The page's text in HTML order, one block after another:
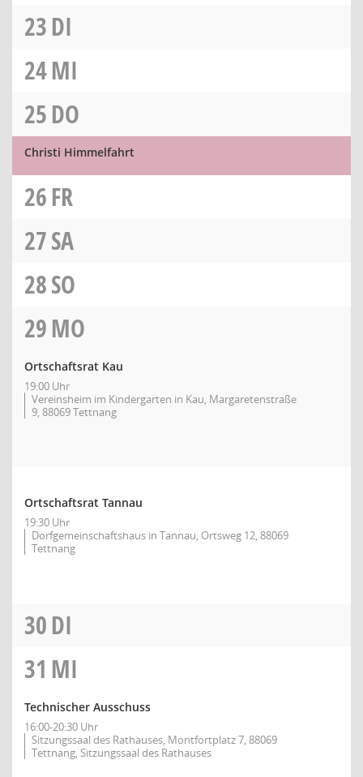
23DI
24MI
25DO
Christi Himmelfahrt
26FR
27SA
28SO
29MO
Ortschaftsrat Kau
19:00 Uhr
Vereinsheim im Kindergarten in Kau, Margaretenstraße
9, 88069 Tettnang
Ortschaftsrat Tannau
19:30 Uhr
Dorfgemeinschaftshaus in Tannau, Ortsweg 12, 88069
Tettnang
30DI
31 MI
Technischer Ausschuss
16:00-20:30 Uhr
Sitzungssaal des Rathauses, Montfortplatz 7, 88069
Tettnang, Sitzungssaal des Rathauses